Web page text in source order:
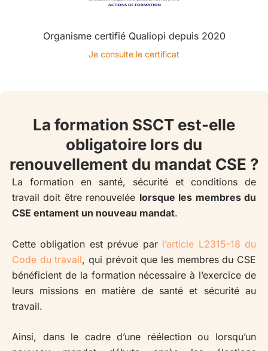
Organisme certifié Qualiopi depuis 2020
Je consulte le certificat
La formation SSCT est-elle
obligatoire lors du
renouvellement du mandat CSE ?
La formation en santé, sécurité et conditions de
travail doit être renouvelée lorsque les membres du
CSE entament un nouveau mandat.
Cette obligation est prévue par l’article L2315-18 du
Code du travail, qui prévoit que les membres du CSE
bénéficient de la formation nécessaire à l’exercice de
leurs missions en matière de santé et sécurité au
travail.
Ainsi, dans le cadre d’une réélection ou lorsqu’un